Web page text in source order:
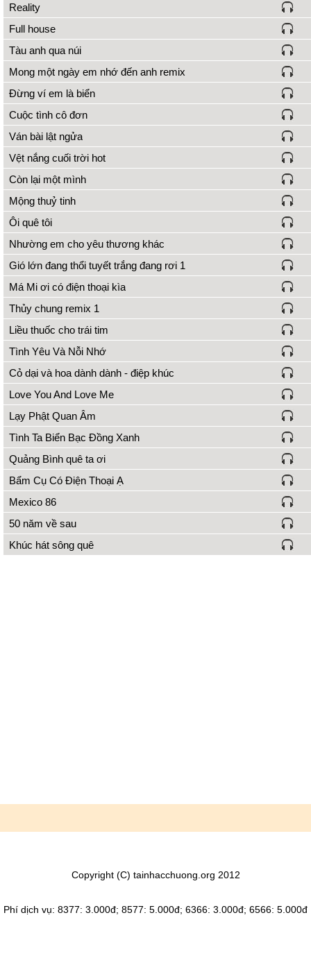
Reality
Full house
Tàu anh qua núi
Mong một ngày em nhớ đến anh remix
Đừng ví em là biển
Cuộc tình cô đơn
Ván bài lật ngửa
Vệt nắng cuối trời hot
Còn lại một mình
Mộng thuỷ tinh
Ôi quê tôi
Nhường em cho yêu thương khác
Gió lớn đang thổi tuyết trắng đang rơi 1
Má Mi ơi có điện thoại kìa
Thủy chung remix 1
Liều thuốc cho trái tim
Tình Yêu Và Nỗi Nhớ
Cỏ dại và hoa dành dành - điệp khúc
Love You And Love Me
Lạy Phật Quan Âm
Tình Ta Biển Bạc Đồng Xanh
Quảng Bình quê ta ơi
Bẩm Cụ Có Điện Thoại Ạ
Mexico 86
50 năm về sau
Khúc hát sông quê
Copyright (C) tainhacchuong.org 2012
Phí dịch vụ: 8377: 3.000đ; 8577: 5.000đ; 6366: 3.000đ; 6566: 5.000đ